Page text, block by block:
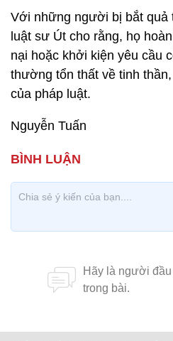
Với những người bị bắt quả
luật sư Út cho rằng, họ
nại hoặc khởi kiện yêu cầu
thường tổn thất về tinh
của pháp luật.
Nguyễn Tuấn